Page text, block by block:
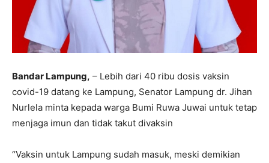
Bandar Lampung, – Lebih dari 40 ribu dosis vaksin
covid-19 datang ke Lampung, Senator Lampung dr. Jihan
Nurlela minta kepada warga Bumi Ruwa Juwai untuk tetap
menjaga imun dan tidak takut divaksin
“Vaksin untuk Lampung sudah masuk, meski demikian